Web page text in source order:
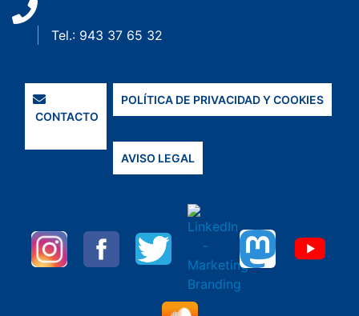
Tel.: 943 37 65 32
CONTACTO
POLÍTICA DE PRIVACIDAD Y COOKIES
AVISO LEGAL